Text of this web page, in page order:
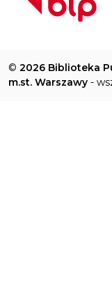
© 2026 Biblioteka
m.st. Warszawy -